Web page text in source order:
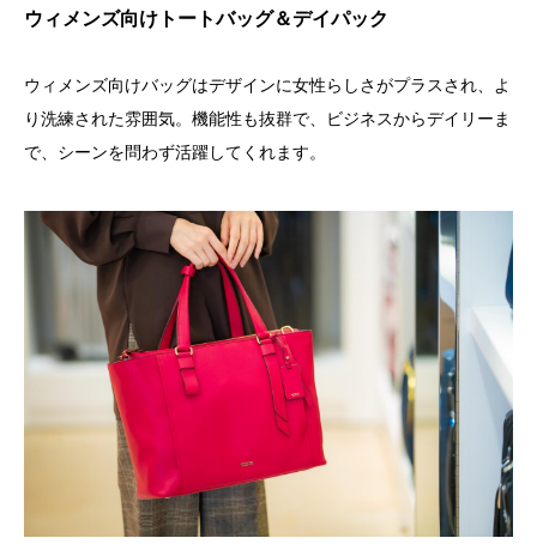
ウィメンズ向けトートバッグ＆デイパック
ウィメンズ向けバッグはデザインに女性らしさがプラスされ、よ
り洗練された雰囲気。機能性も抜群で、ビジネスからデイリーま
で、シーンを問わず活躍してくれます。